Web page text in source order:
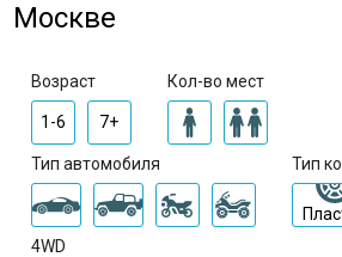
Москве
Возраст
1-6 7+
Кол-во мест
Тип автомобиля Тип
4WD